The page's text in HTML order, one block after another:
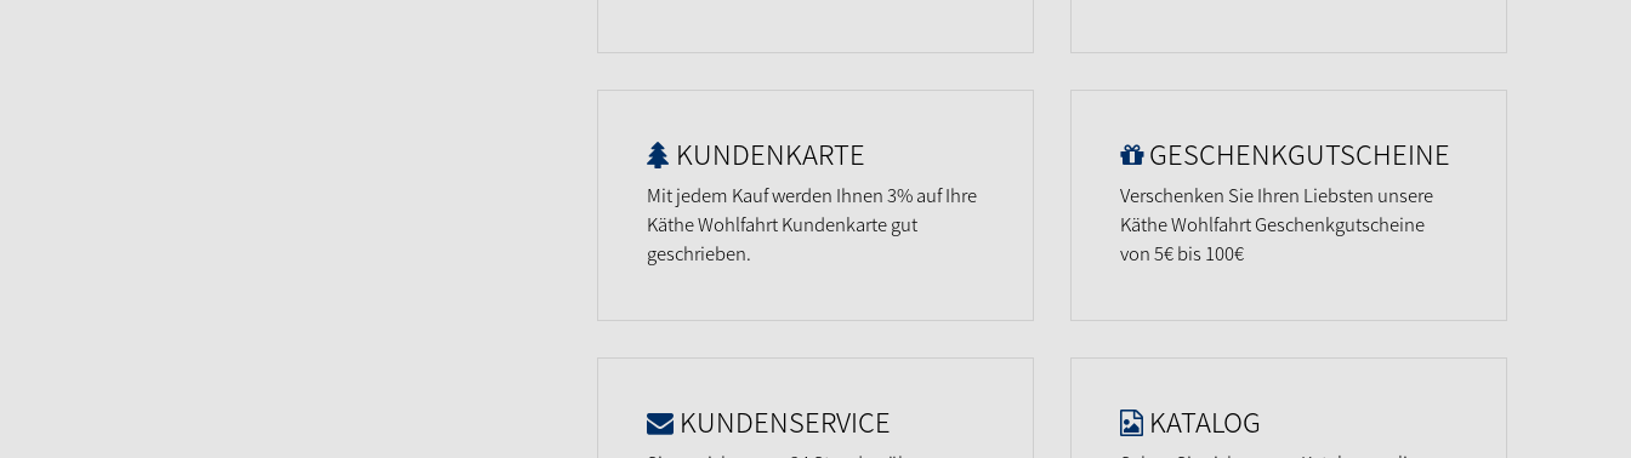
KUNDENKARTE
Mit jedem Kauf werden Ihnen 3% auf Ihre
Käthe Wohlfahrt Kundenkarte gut
geschrieben.
KUNDENSERVICE
GESCHENKGUTSCHEINE
Verschenken Sie Ihren Liebsten unsere
Käthe Wohlfahrt Geschenkgutscheine
von 5€ bis 100€
KATALOG